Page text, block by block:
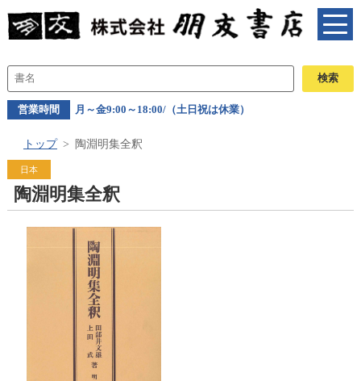
営業時間 月～金9:00～18:00/（土日祝は休業）
トップ 陶淵明集全釈
日本
陶淵明集全釈